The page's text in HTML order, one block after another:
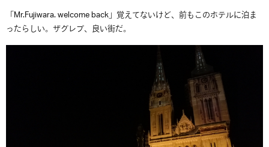
「Mr.Fujiwara. welcome back」覚えてないけど、前もこのホテルに泊ま
ったらしい。ザグレブ、良い街だ。